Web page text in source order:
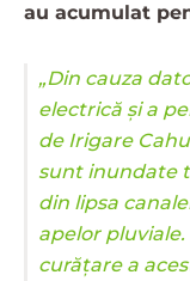
au acumulat
„Din cauza
electrică și a
de Irigare
sunt inundate
din lipsa
apelor
curățare a